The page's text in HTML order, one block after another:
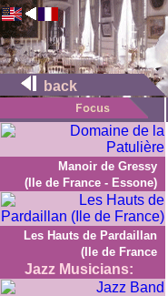
back
Manoir de Gressy
(Ile de France - Essone)
Les Hauts de Pardaillan
(Ile de France
Jazz Musicians: